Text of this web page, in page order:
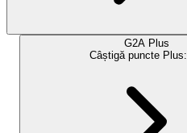
G2A Plus
Câștigă puncte Plus: